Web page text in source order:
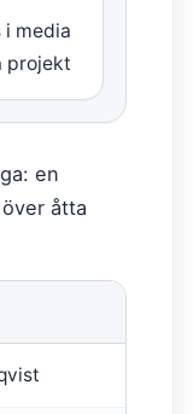
media
projekt
en
åtta